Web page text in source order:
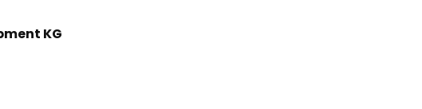
KG